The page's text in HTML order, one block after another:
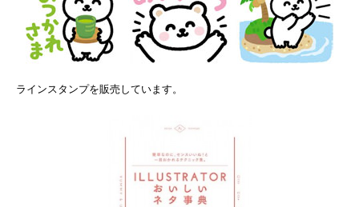
ラインスタンプを販売しています。